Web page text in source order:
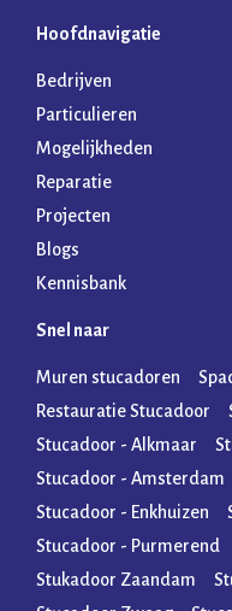
Hoofdnavigatie
Bedrijven
Particulieren
Mogelijkheden
Reparatie
Projecten
Blogs
Kennisbank
Snel naar
Muren stucadoren
Restauratie Stucadoor
Stucadoor - Alkmaar
Stucadoor - Amsterdam
Stucadoor - Enkhuizen
Stucadoor - Purmerend
Stukadoor Zaandam